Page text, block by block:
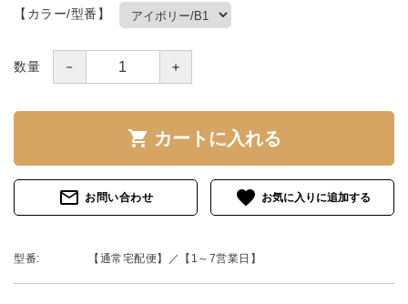
【カラー/型番】
数量 － ＋
shopping_cart カートに入れる
mail_outline お問い合わせ favorite
型番: 【通常宅配便】／【1～7営業日】